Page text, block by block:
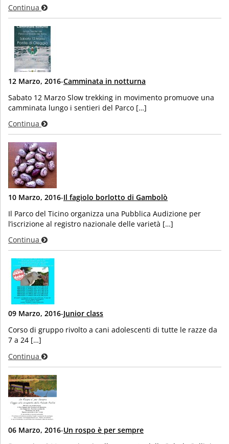
Continua
12 Marzo, 2016-Camminata in notturna
Sabato 12 Marzo Slow trekking in movimento promuove una
camminata lungo i sentieri del Parco […]
Continua
10 Marzo, 2016-Il fagiolo borlotto di Gambolò
Il Parco del Ticino organizza una Pubblica Audizione per
l’iscrizione al registro nazionale delle varietà […]
Continua
09 Marzo, 2016-Junior class
Corso di gruppo rivolto a cani adolescenti di tutte le razze da
7 a 24 […]
Continua
06 Marzo, 2016-Un rospo è per sempre